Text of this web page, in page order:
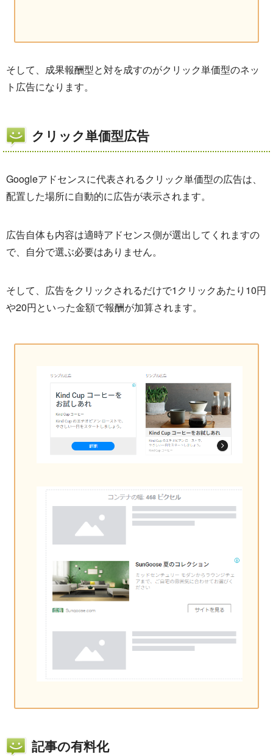
そして、成果報酬型と対を成すのがクリック単価型のネッ
ト広告になります。
クリック単価型広告
Googleアドセンスに代表されるクリック単価型の広告は、
配置した場所に自動的に広告が表示されます。
広告自体も内容は適時アドセンス側が選出してくれますの
で、自分で選ぶ必要はありません。
そして、広告をクリックされるだけで1クリックあたり10円
や20円といった金額で報酬が加算されます。
記事の有料化